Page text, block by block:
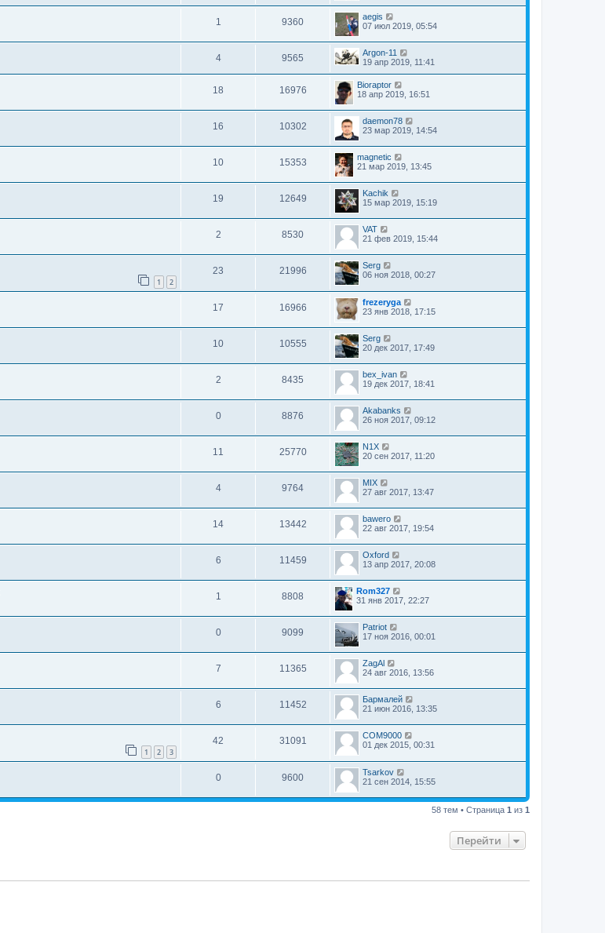
1 9360
aegis
07 июл 2019, 05:54
4 9565
Argon-11
19 апр 2019, 11:41
18 16976
Bioraptor
18 апр 2019, 16:51
16 10302
daemon78
23 мар 2019, 14:54
10 15353
magnetic
21 мар 2019, 13:45
19 12649
Kachik
15 мар 2019, 15:19
2 8530
VAT
21 фев 2019, 15:44
1 2
23 21996
Serg
06 ноя 2018, 00:27
17 16966
frezeryga
23 янв 2018, 17:15
10 10555
Serg
20 дек 2017, 17:49
2 8435
bex_ivan
19 дек 2017, 18:41
0 8876
Akabanks
26 ноя 2017, 09:12
11 25770
N1X
20 сен 2017, 11:20
4 9764
MIX
27 авг 2017, 13:47
14 13442
bawero
22 авг 2017, 19:54
6 11459
Oxford
13 апр 2017, 20:08
1 8808
Rom327
31 янв 2017, 22:27
0 9099
Patriot
17 ноя 2016, 00:01
7 11365
ZagAl
24 авг 2016, 13:56
6 11452
Бармалей
21 июн 2016, 13:35
1 2 3
42 31091
COM9000
01 дек 2015, 00:31
0 9600
Tsarkov
21 сен 2014, 15:55
58 тем • Страница 1 из 1
Перейти